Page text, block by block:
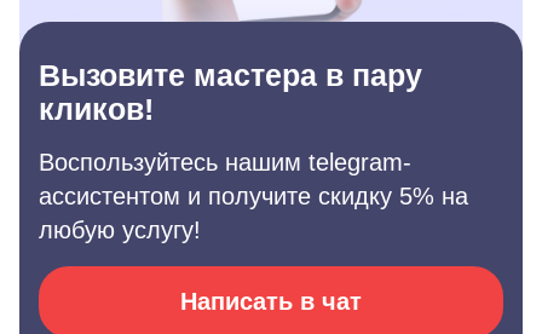
Вызовите мастера в пару
кликов!
Воспользуйтесь нашим telegram-
ассистентом и получите скидку 5% на
любую услугу!
Написать в чат